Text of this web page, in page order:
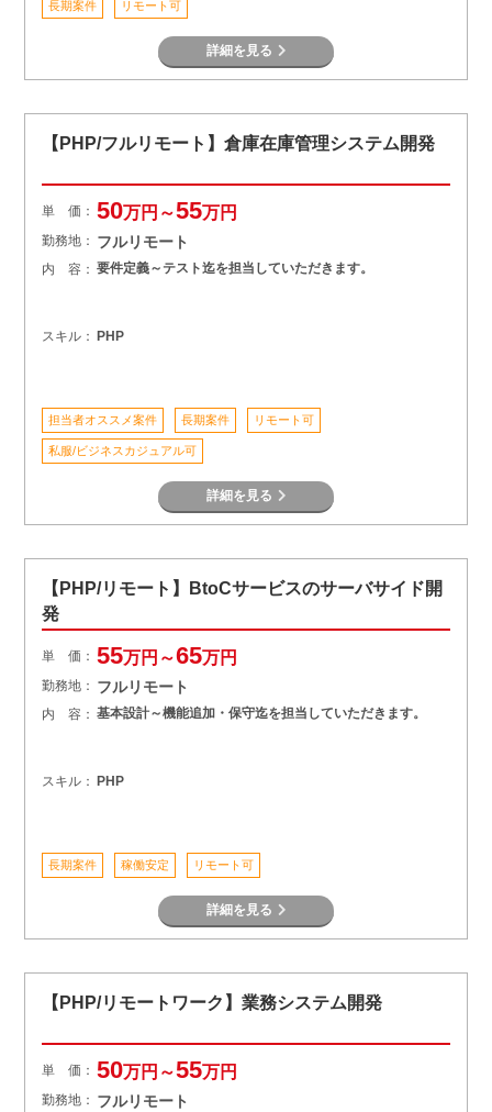
長期案件 リモート可
詳細を見る
【PHP/フルリモート】倉庫在庫管理システム開発
単 価： 50万円～55万円
勤務地： フルリモート
内 容： 要件定義～テスト迄を担当していただきます。
スキル： PHP
担当者オススメ案件 長期案件 リモート可
私服/ビジネスカジュアル可
詳細を見る
【PHP/リモート】BtoCサービスのサーバサイド開
発
単 価： 55万円～65万円
勤務地： フルリモート
内 容： 基本設計～機能追加・保守迄を担当していただきます。
スキル： PHP
長期案件 稼働安定 リモート可
詳細を見る
【PHP/リモートワーク】業務システム開発
単 価： 50万円～55万円
勤務地： フルリモート